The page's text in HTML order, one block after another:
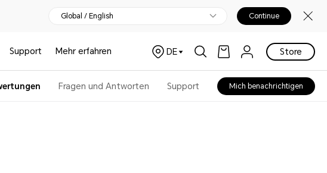
Global / English Continue
Support Mehr erfahren DE Store
Fragen und Antworten Support Mich benachrichtigen